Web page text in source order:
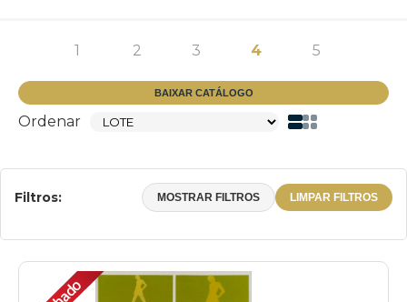
1 2 3 4 5
BAIXAR CATÁLOGO
Ordenar
Filtros: MOSTRAR FILTROS LIMPAR FILTROS